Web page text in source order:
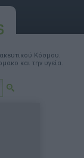
Κόσμου.
και την υγεία.